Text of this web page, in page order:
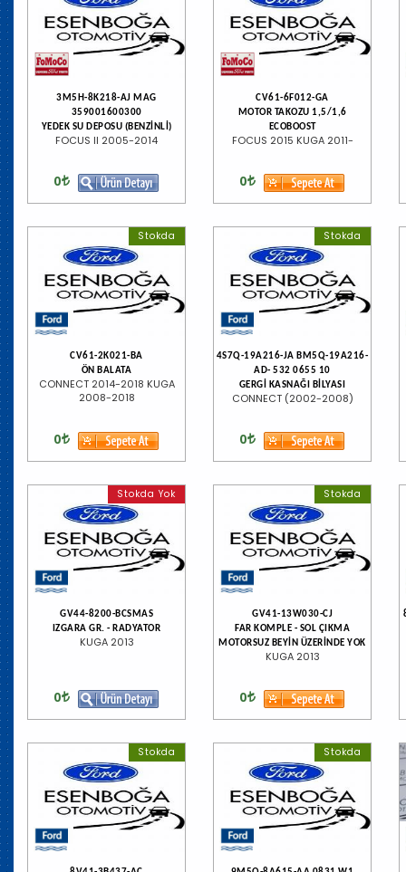
3M5H-8K218-AJ MAG
359001600300
YEDEK SU DEPOSU (BENZİNLİ)
FOCUS II 2005-2014
0
CV61-6F012-GA
MOTOR TAKOZU 1,5/1,6
ECOBOOST
FOCUS 2015 KUGA 2011-
0
Stokda
CV61-2K021-BA
ÖN BALATA
CONNECT 2014-2018 KUGA
2008-2018
0
Stokda
4S7Q-19A216-JA BM5Q-19A216-
AD- 532 0655 10
GERGİ KASNAĞI BİLYASI
CONNECT (2002-2008)
0
Stokda Yok
GV44-8200-BCSMAS
IZGARA GR. - RADYATOR
KUGA 2013
0
Stokda
GV41-13W030-CJ
FAR KOMPLE - SOL ÇIKMA
MOTORSUZ BEYİN ÜZERİNDE YOK
KUGA 2013
0
Stokda Stokda